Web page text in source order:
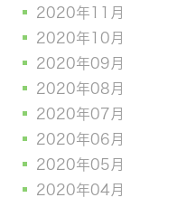
2020年11月
2020年10月
2020年09月
2020年08月
2020年07月
2020年06月
2020年05月
2020年04月